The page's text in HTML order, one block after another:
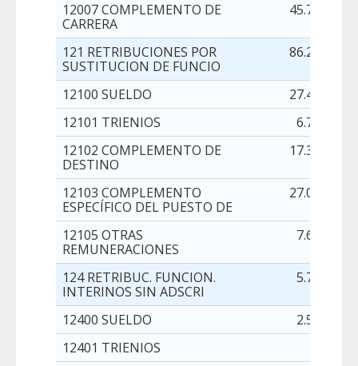
12007 COMPLEMENTO DE
CARRERA
45.769,00
121 RETRIBUCIONES POR
SUSTITUCION DE FUNCIO
86.275,00
12100 SUELDO
27.416,00
12101 TRIENIOS
6.780,00
12102 COMPLEMENTO DE
DESTINO
17.374,00
12103 COMPLEMENTO
ESPECÍFICO DEL PUESTO DE
27.013,00
12105 OTRAS
REMUNERACIONES
7.692,00
124 RETRIBUC. FUNCION.
INTERINOS SIN ADSCRI
5.758,00
12400 SUELDO
2.556,00
12401 TRIENIOS